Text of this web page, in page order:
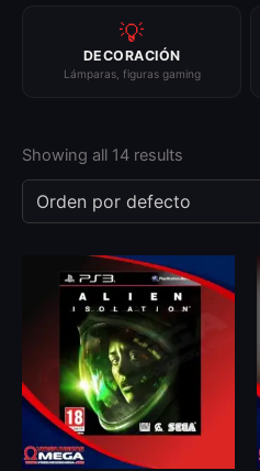
💡
DECORACIÓN
Lámparas, figuras gaming
Showing all 14 results